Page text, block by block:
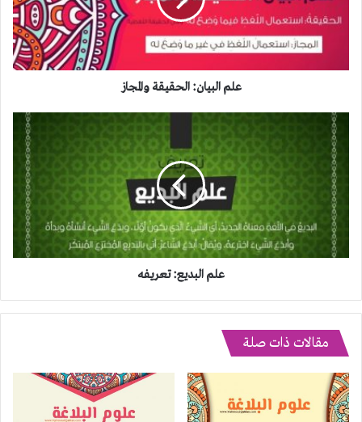
علم البيان: الحقيقة والمجاز
علم
البديع:
تعريفه
علم البديع: تعريفه
مقالات ذات صلة